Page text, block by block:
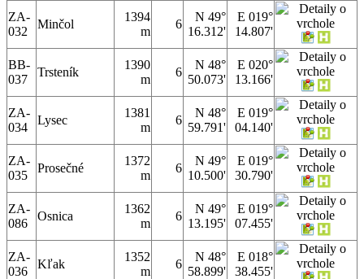
ZA-
032
Minčol
1394
m
6
N 49°
16.312'
E 019°
14.807'
BB-
037
Trsteník
1390
m
6
N 48°
50.073'
E 020°
13.166'
ZA-
034
Lysec
1381
m
6
N 48°
59.791'
E 019°
04.140'
ZA-
035
Prosečné
1372
m
6
N 49°
10.500'
E 019°
30.790'
ZA-
086
Osnica
1362
m
6
N 49°
13.195'
E 019°
07.455'
ZA-
036
Kľak
1352
m
6
N 48°
58.899'
E 018°
38.455'